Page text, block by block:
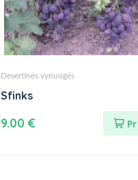
Desertinės vynuogės
Sfinks
9.00 €